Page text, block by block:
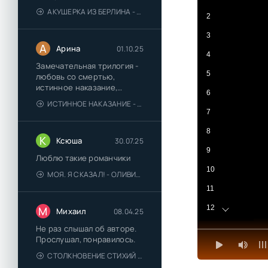
АКУШЕРКА ИЗ БЕРЛИНА - АННА СТЮАРТ
А Арина 01.10.25
Замечательная трилогия -
любовь со смертью,
истинное наказание,
любимая для монстра -
понравились
ИСТИННОЕ НАКАЗАНИЕ - ОЛЬГА ГУСЕЙНОВА
К Ксюша 30.07.25
Люблю такие романчики
МОЯ. Я СКАЗАЛ! - ОЛИВИЯ ЛЕЙК
М Михаил 08.04.25
Не раз слышал об авторе.
Прослушал, понравилось.
СТОЛКНОВЕНИЕ СТИХИЙ - ВАЛЕРИЙ ГУМИНСКИЙ
2
3
4
5
6
7
8
9
10
11
12
13